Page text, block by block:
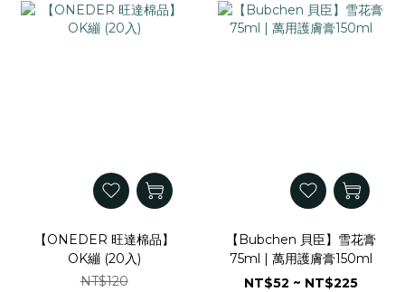
【ONEDER 旺達棉品】
OK繃 (20入)
NT$120
【Bubchen 貝臣】雪花膏
75ml | 萬用護膚膏150ml
NT$52 ~ NT$225